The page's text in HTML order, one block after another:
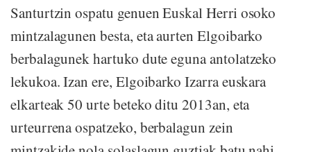
Santurtzin ospatu genuen Euskal Herri osoko
mintzalagunen besta, eta aurten Elgoibarko
berbalagunek hartuko dute eguna antolatzeko
lekukoa. Izan ere, Elgoibarko Izarra euskara
elkarteak 50 urte beteko ditu 2013an, eta
urteurrena ospatzeko, berbalagun zein